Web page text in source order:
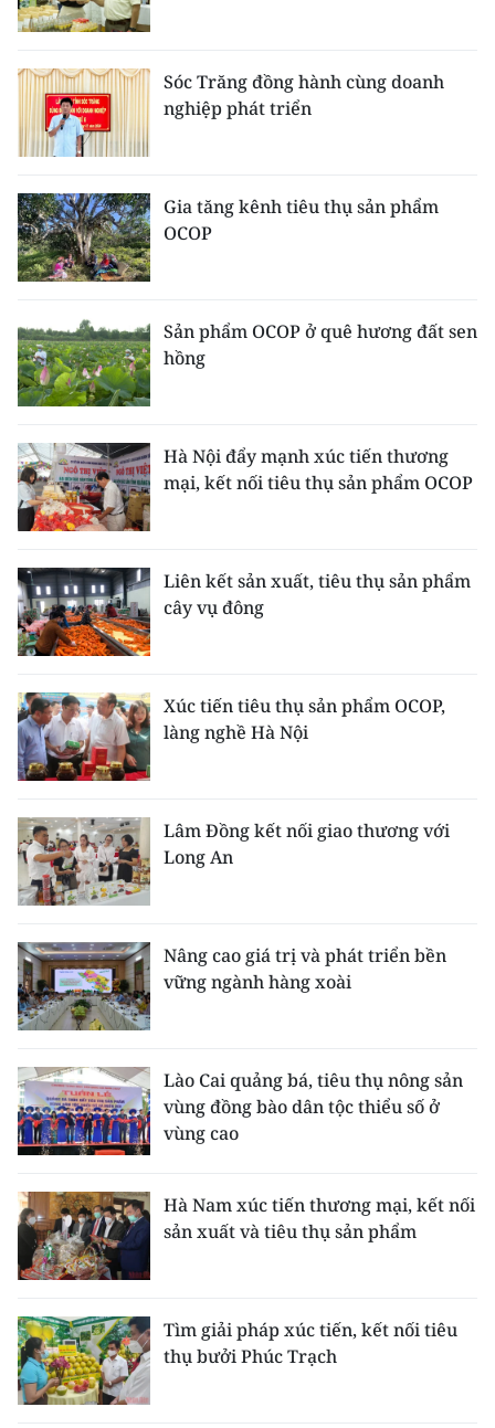
CHƯƠNG TRÌNH OCOP - MỖI XÃ
MỘT SẢN PHẨM
RADIO
MEDIA CENTER
E-Magazine
Video
Media Chính trị
Media Kinh tế
Media Xã hội
Media Pháp luật
Media Du lịch
Media Thế giới
Media Giáo dục
Media Y tế
Media Khoa học - Công nghệ
Media Môi trường
Infographic
TIN ĐỊA PHƯƠNG
Trung du và miền núi phía Bắc
Đồng bằng sông Hồng
Bắc Trung Bộ
Nguyên
Đông Nam Bộ
Đồng bằng sông Cửu Long
Sóc Trăng đồng hành cùng doanh
nghiệp phát triển
Gia tăng kênh tiêu thụ sản phẩm
OCOP
Sản phẩm OCOP ở quê hương đất sen
hồng
Hà Nội đẩy mạnh xúc tiến thương
mại, kết nối tiêu thụ sản phẩm OCOP
Liên kết sản xuất, tiêu thụ sản phẩm
cây vụ đông
Xúc tiến tiêu thụ sản phẩm OCOP,
làng nghề Hà Nội
Lâm Đồng kết nối giao thương với
Long An
Nâng cao giá trị và phát triển bền
vững ngành hàng xoài
Lào Cai quảng bá, tiêu thụ nông sản
vùng đồng bào dân tộc thiểu số ở
vùng cao
Hà Nam xúc tiến thương mại, kết nối
sản xuất và tiêu thụ sản phẩm
Tìm giải pháp xúc tiến, kết nối tiêu
thụ bưởi Phúc Trạch